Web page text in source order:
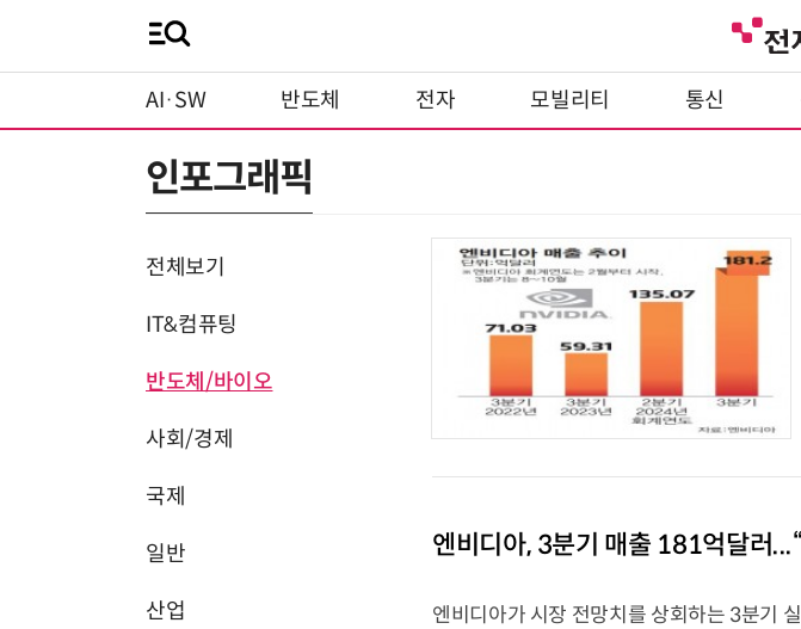
AI·SW 반도체 전자 모빌리티 통신
인포그래픽
전체보기
IT&컴퓨팅
반도체/바이오
사회/경제
국제
일반
산업
엔비디아, 3분기 매출 181억달러
엔비디아가 시장 전망치를 상회하는 3분기